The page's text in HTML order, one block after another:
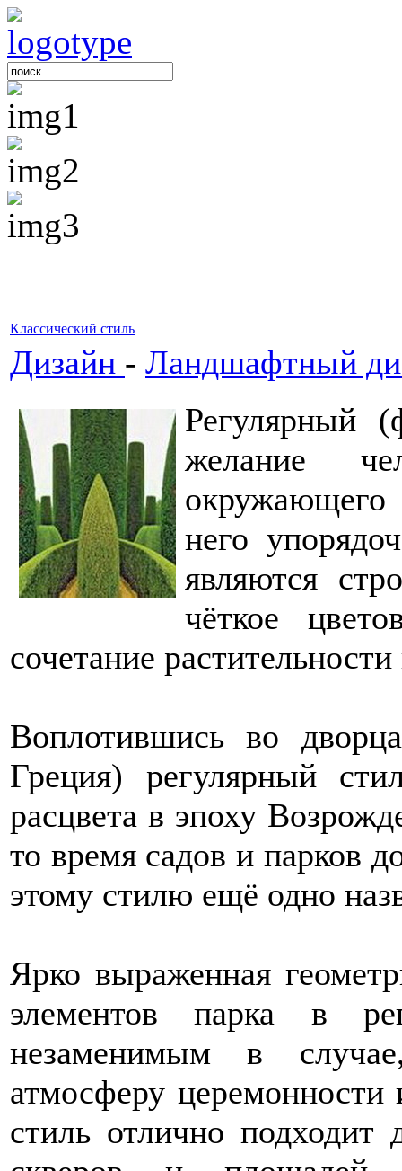
Классический стиль
Дизайн - Ландшафтный
Регулярный
желание
него
являются
чёткое
сочетание
Воплотившись во
Греция) регулярный
расцвета в эпоху
то время садов и парков
этому стилю ещё одно
Ярко выраженная
элементов парка в
незаменимым в
атмосферу
стиль отлично подходит